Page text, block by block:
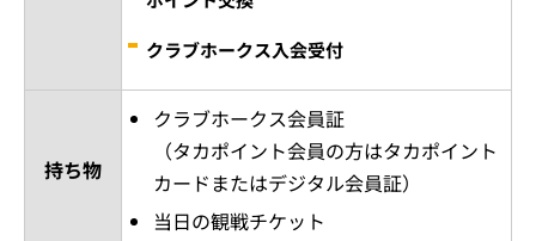
クラブホークス入会受付
持ち物
クラブホークス会員証
（タカポイント会員の方はタカポイント
カードまたはデジタル会員証）
当日の観戦チケット